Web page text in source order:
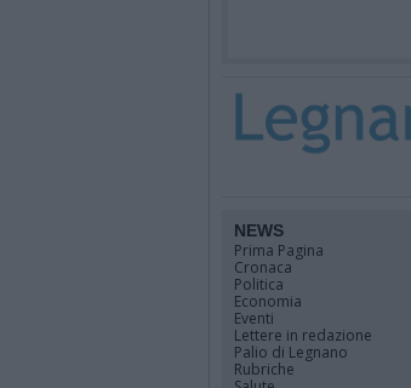
NEWS
Prima Pagina
Cronaca
Politica
Economia
Eventi
Lettere in redazione
Palio di Legnano
Rubriche